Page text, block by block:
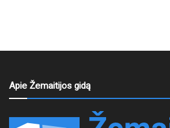
Apie Žemaitijos gidą